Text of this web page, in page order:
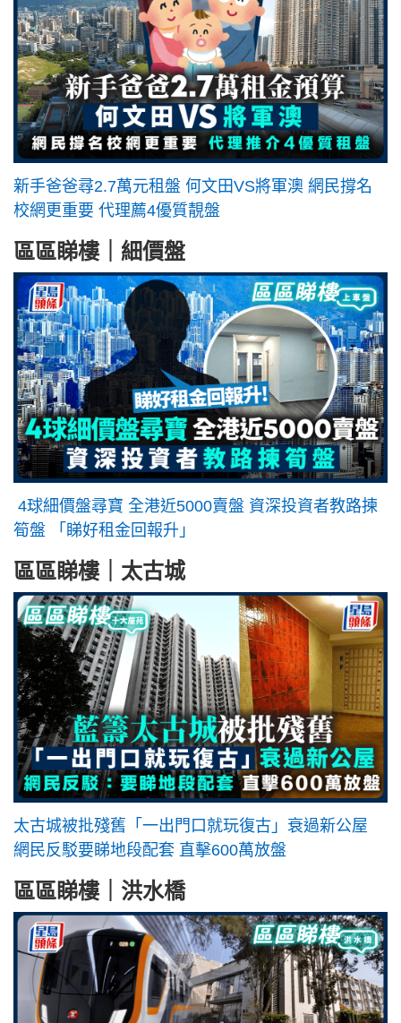
新手爸爸尋2.7萬元租盤 何文田VS將軍澳 網民撐名
校網更重要 代理薦4優質靚盤
區區睇樓｜細價盤
4球細價盤尋寶 全港近5000賣盤 資深投資者教路揀
筍盤 「睇好租金回報升」
區區睇樓｜太古城
太古城被批殘舊「一出門口就玩復古」衰過新公屋
網民反駁要睇地段配套 直擊600萬放盤
區區睇樓｜洪水橋